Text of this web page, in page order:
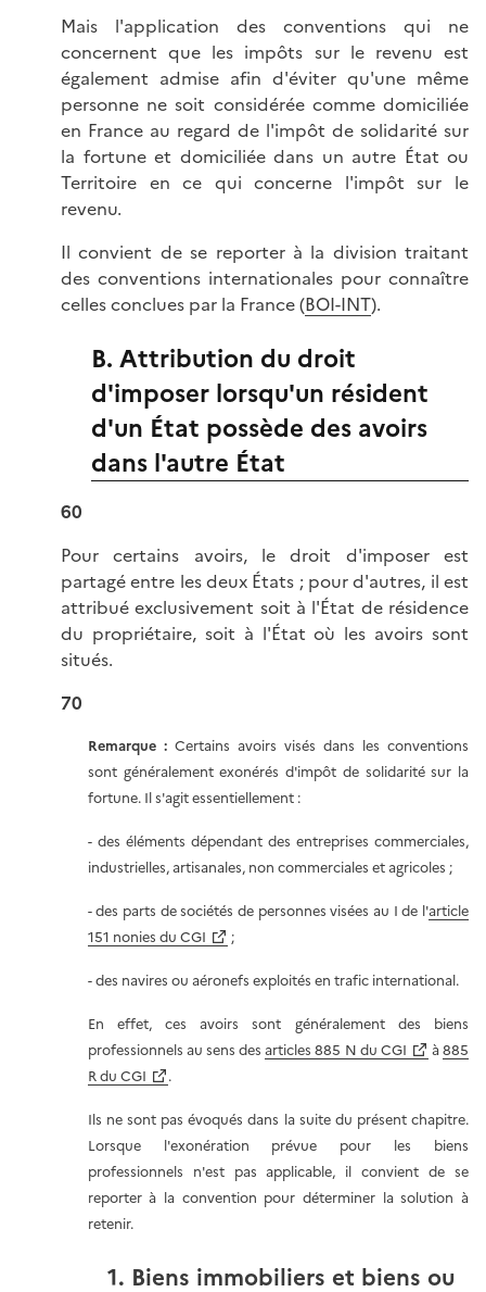
Mais l'application des conventions qui ne
concernent que les impôts sur le revenu est
également admise afin d'éviter qu'une même
personne ne soit considérée comme domiciliée
en France au regard de l'impôt de solidarité sur
la fortune et domiciliée dans un autre État ou
Territoire en ce qui concerne l'impôt sur le
revenu.
Il convient de se reporter à la division traitant
des conventions internationales pour connaître
celles conclues par la France (BOI-INT).
B. Attribution du droit
d'imposer lorsqu'un résident
d'un État possède des avoirs
dans l'autre État
60
Pour certains avoirs, le droit d'imposer est
partagé entre les deux États ; pour d'autres, il est
attribué exclusivement soit à l'État de résidence
du propriétaire, soit à l'État où les avoirs sont
situés.
70
Remarque : Certains avoirs visés dans les conventions
sont généralement exonérés d'impôt de solidarité sur la
fortune. Il s'agit essentiellement :
- des éléments dépendant des entreprises commerciales,
industrielles, artisanales, non commerciales et agricoles ;
- des parts de sociétés de personnes visées au I de l'article
151 nonies du CGI
;
- des navires ou aéronefs exploités en trafic international.
En effet, ces avoirs sont généralement des biens
professionnels au sens desarticles 885 N du CGI à885
R du CGI
.
Ils ne sont pas évoqués dans la suite du présent chapitre.
Lorsque l'exonération prévue pour les biens
professionnels n'est pas applicable, il convient de se
reporter à la convention pour déterminer la solution à
retenir.
1. Biens immobiliers et biens ou